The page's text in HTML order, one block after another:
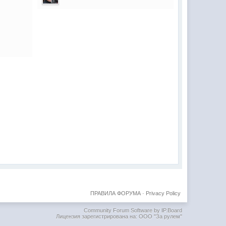
Privacy Policy
ПРАВИЛА ФОРУМА·
Community Forum Software by IP.Board
Лицензия зарегистрирована на: ООО "За рулем"